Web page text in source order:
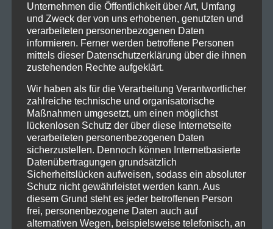
Unternehmen die Öffentlichkeit über Art, Umfang
und Zweck der von uns erhobenen, genutzten und
verarbeiteten personenbezogenen Daten
informieren. Ferner werden betroffene Personen
mittels dieser Datenschutzerklärung über die ihnen
zustehenden Rechte aufgeklärt.
Wir haben als für die Verarbeitung Verantwortlicher
zahlreiche technische und organisatorische
Maßnahmen umgesetzt, um einen möglichst
lückenlosen Schutz der über diese Internetseite
verarbeiteten personenbezogenen Daten
sicherzustellen. Dennoch können Internetbasierte
Datenübertragungen grundsätzlich
Sicherheitslücken aufweisen, sodass ein absoluter
Schutz nicht gewährleistet werden kann. Aus
diesem Grund steht es jeder betroffenen Person
frei, personenbezogene Daten auch auf
alternativen Wegen, beispielsweise telefonisch, an